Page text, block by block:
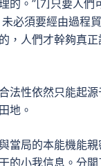
的。”[7]只要人
未必須要經由過程
，人們才幹夠真
法性依然只能起
地。
當局的本能機能
的小我信息。分